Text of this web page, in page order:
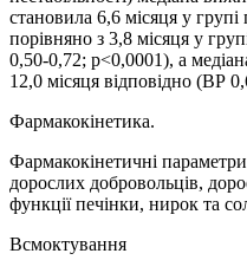
становила 6,6 місяця у
порівняно з 3,8 місяця у
0,50-0,72; p<0,0001), а
12,0 місяця відповідно (ВР
Фармакокінетика.
Фармакокінетичні
дорослих добровольців,
функції печінки, нирок та
Всмоктування